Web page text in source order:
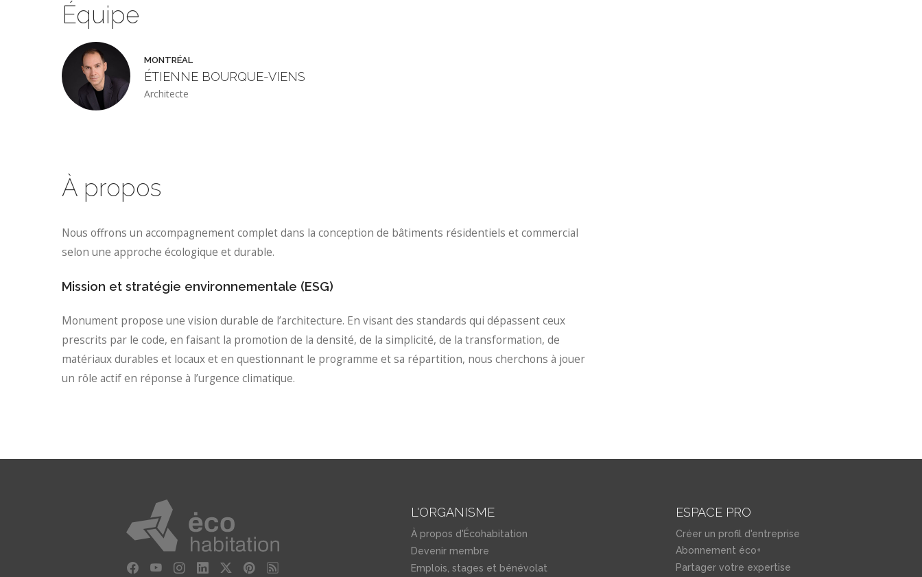
Équipe
MONTRÉAL
ÉTIENNE BOURQUE-VIENS
Architecte
À propos
Nous offrons un accompagnement complet dans la conception de bâtiments résidentiels et commercial
selon une approche écologique et durable.
Mission et stratégie environnementale (ESG)
Monument propose une vision durable de l’architecture. En visant des standards qui dépassent ceux
prescrits par le code, en faisant la promotion de la densité, de la simplicité, de la transformation, de
matériaux durables et locaux et en questionnant le programme et sa répartition, nous cherchons à jouer
un rôle actif en réponse à l’urgence climatique.
L'ORGANISME
À propos d'Écohabitation
Devenir membre
Emplois, stages et bénévolat
ESPACE PRO
Créer un profil d'entreprise
Abonnement éco+
Partager votre expertise